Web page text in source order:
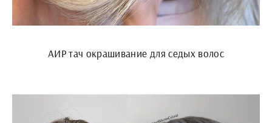
АИР тач окрашивание для седых волос